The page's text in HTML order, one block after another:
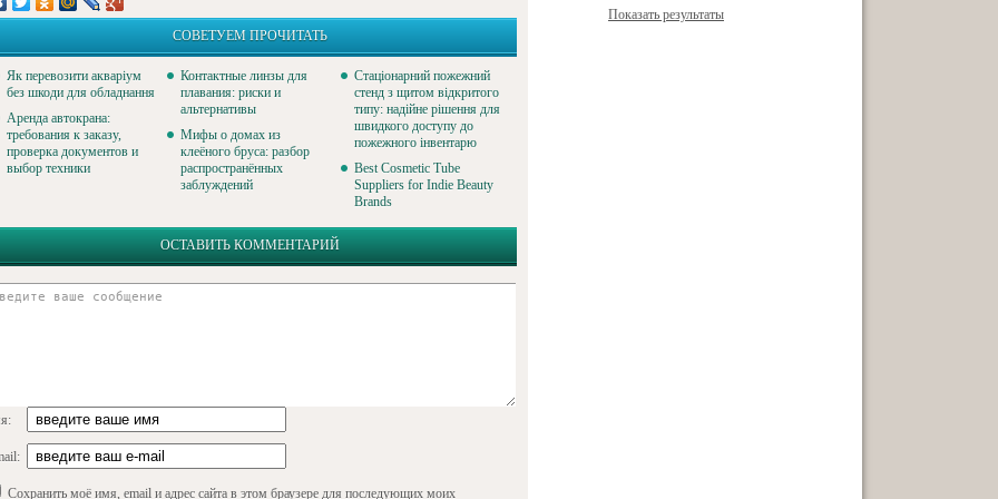
Показать результаты
СОВЕТУЕМ ПРОЧИТАТЬ
Як перевозити акваріум
без шкоди для обладнання
Аренда автокрана:
требования к заказу,
проверка документов и
выбор техники
Контактные линзы для
плавания: риски и
альтернативы
Мифы о домах из
клеёного бруса: разбор
распространённых
заблуждений
Стаціонарний пожежний
стенд з щитом відкритого
типу: надійне рішення для
швидкого доступу до
пожежного інвентарю
Best Cosmetic Tube
Suppliers for Indie Beauty
Brands
ОСТАВИТЬ КОММЕНТАРИЙ
Сохранить моё имя, email и адрес сайта в этом браузере для последующих моих